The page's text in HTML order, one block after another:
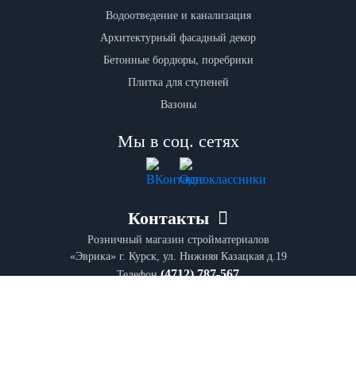
Водоотведение и канализация
Архитектурный фасадный декор
Бетонные бордюры, поребрики
Плитка для ступеней
Вазоны
Мы в соц. сетях
Контакты
Розничный магазин стройматериалов
«Эврика» г. Курск, ул. Нижняя Казацкая д.19
Телефон(4712) 787-567